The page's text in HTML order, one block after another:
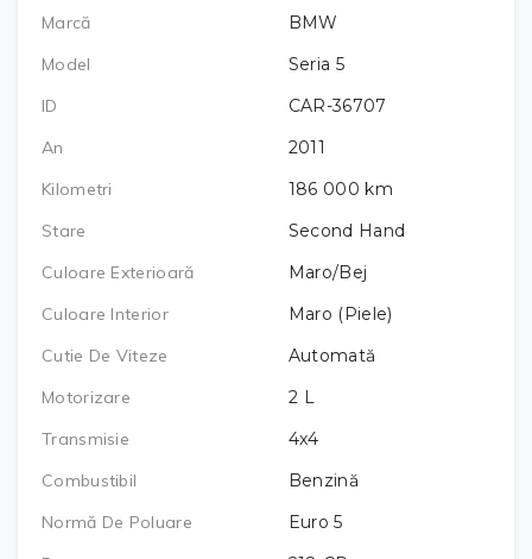
Marcă
BMW
Model
Seria 5
ID
CAR-36707
An
2011
Kilometri
186 000 km
Stare
Second Hand
Culoare Exterioară
Maro/Bej
Culoare Interior
Maro (Piele)
Cutie De Viteze
Automată
Motorizare
2 L
Transmisie
4x4
Combustibil
Benzină
Normă De Poluare
Euro 5